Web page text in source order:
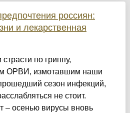
россиян:
и лекарственная
по гриппу,
ОРВИ, измотавшим наши
сезон инфекций,
не стоит.
– осенью вирусы вновь